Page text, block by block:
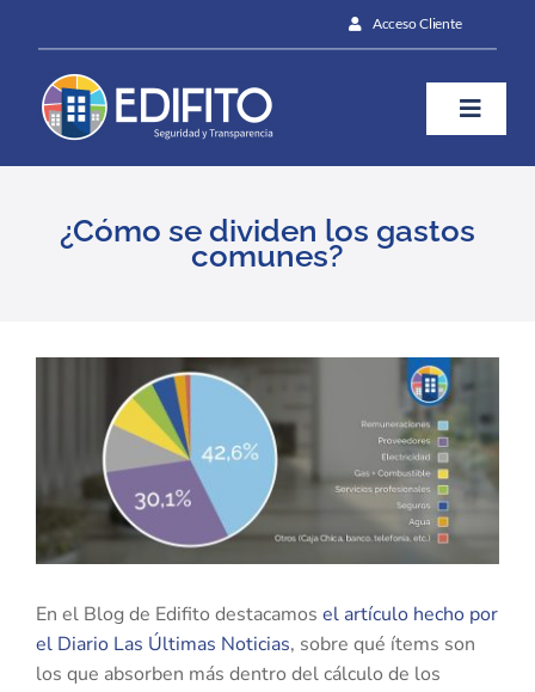
content
Acceso Cliente
Toggle
Blog
Contáctanos
¿Cómo se dividen los gastos
comunes?
En el Blog de Edifito destacamos el artículo hecho por
el Diario Las Últimas Noticias, sobre qué ítems son
los que absorben más dentro del cálculo de los